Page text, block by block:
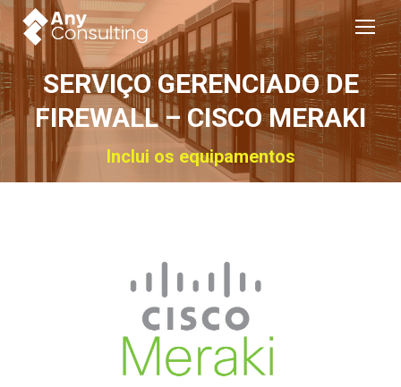
SERVIÇO GERENCIADO DE
FIREWALL – CISCO MERAKI
Inclui os equipamentos